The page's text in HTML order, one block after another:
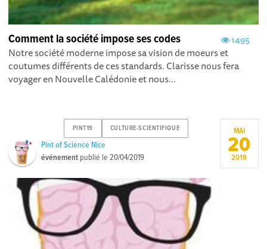
1495
Comment la société impose ses codes
Notre société moderne impose sa vision de moeurs et
coutumes différents de ces standards. Clarisse nous fera
voyager en Nouvelle Calédonie et nous...
PINT19 CULTURE-SCIENTIFIQUE
Pint of Science Nice
événement publié le20/04/2019
MAI
20
2019